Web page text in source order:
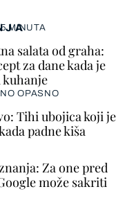
MINUTA
salata od graha:
za dane kada je
kuhanje
OPASNO
Tihi ubojica koji je
padne kiša
Za one pred
može sakriti